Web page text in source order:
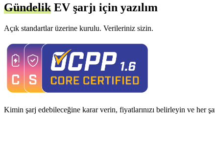
Gündelik EV şarjı için yazılım
Açık standartlar üzerine kurulu. Verileriniz sizin.
Kimin şarj edebileceğine karar verin, fiyatlarınızı belirleyin ve her